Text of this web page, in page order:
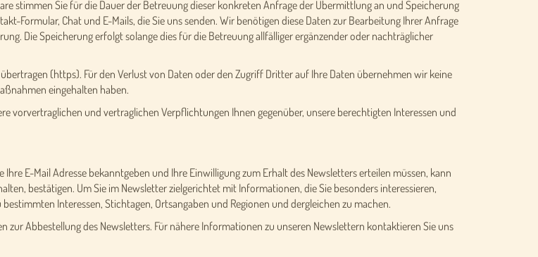
stimmen Sie für die Dauer der Betreuung dieser konkreten Anfrage der Übermittlung an und Speicherung
Formular, Chat und E-Mails, die Sie uns senden. Wir benötigen diese Daten zur Bearbeitung Ihrer Anfrage
Die Speicherung erfolgt solange dies für die Betreuung allfälliger ergänzender oder nachträglicher
(https). Für den Verlust von Daten oder den Zugriff Dritter auf Ihre Daten übernehmen wir keine
eingehalten haben.
vorvertraglichen und vertraglichen Verpflichtungen Ihnen gegenüber, unsere berechtigten Interessen und
E-Mail Adresse bekanntgeben und Ihre Einwilligung zum Erhalt des Newsletters erteilen müssen, kann
bestätigen. Um Sie im Newsletter zielgerichtet mit Informationen, die Sie besonders interessieren,
Interessen, Stichtagen, Ortsangaben und Regionen und dergleichen zu machen.
Abbestellung des Newsletters. Für nähere Informationen zu unseren Newslettern kontaktieren Sie uns